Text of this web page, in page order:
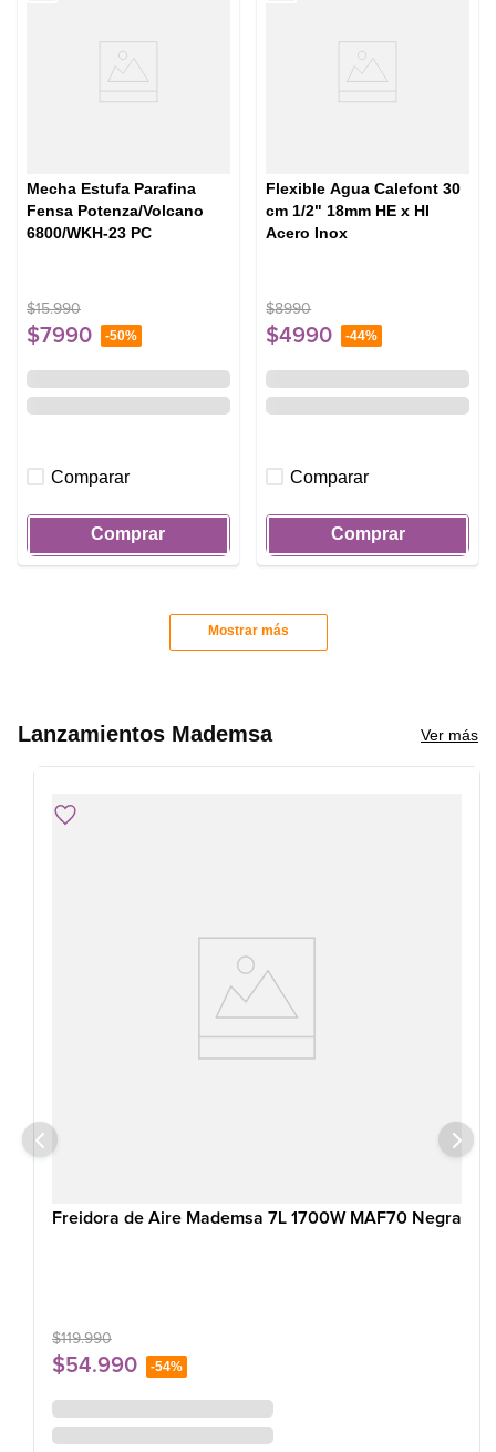
Mecha Estufa Parafina
Fensa Potenza/Volcano
6800/WKH-23 PC
$15.990
$7990 -50%
Comparar
Comprar
Flexible Agua Calefont 30
cm 1/2" 18mm HE x HI
Acero Inox
$8990
$4990 -44%
Comparar
Comprar
Mostrar más
Lanzamientos Mademsa Ver más
Freidora de Aire Mademsa 7L 1700W MAF70 Negra
$119.990
$54.990 -54%